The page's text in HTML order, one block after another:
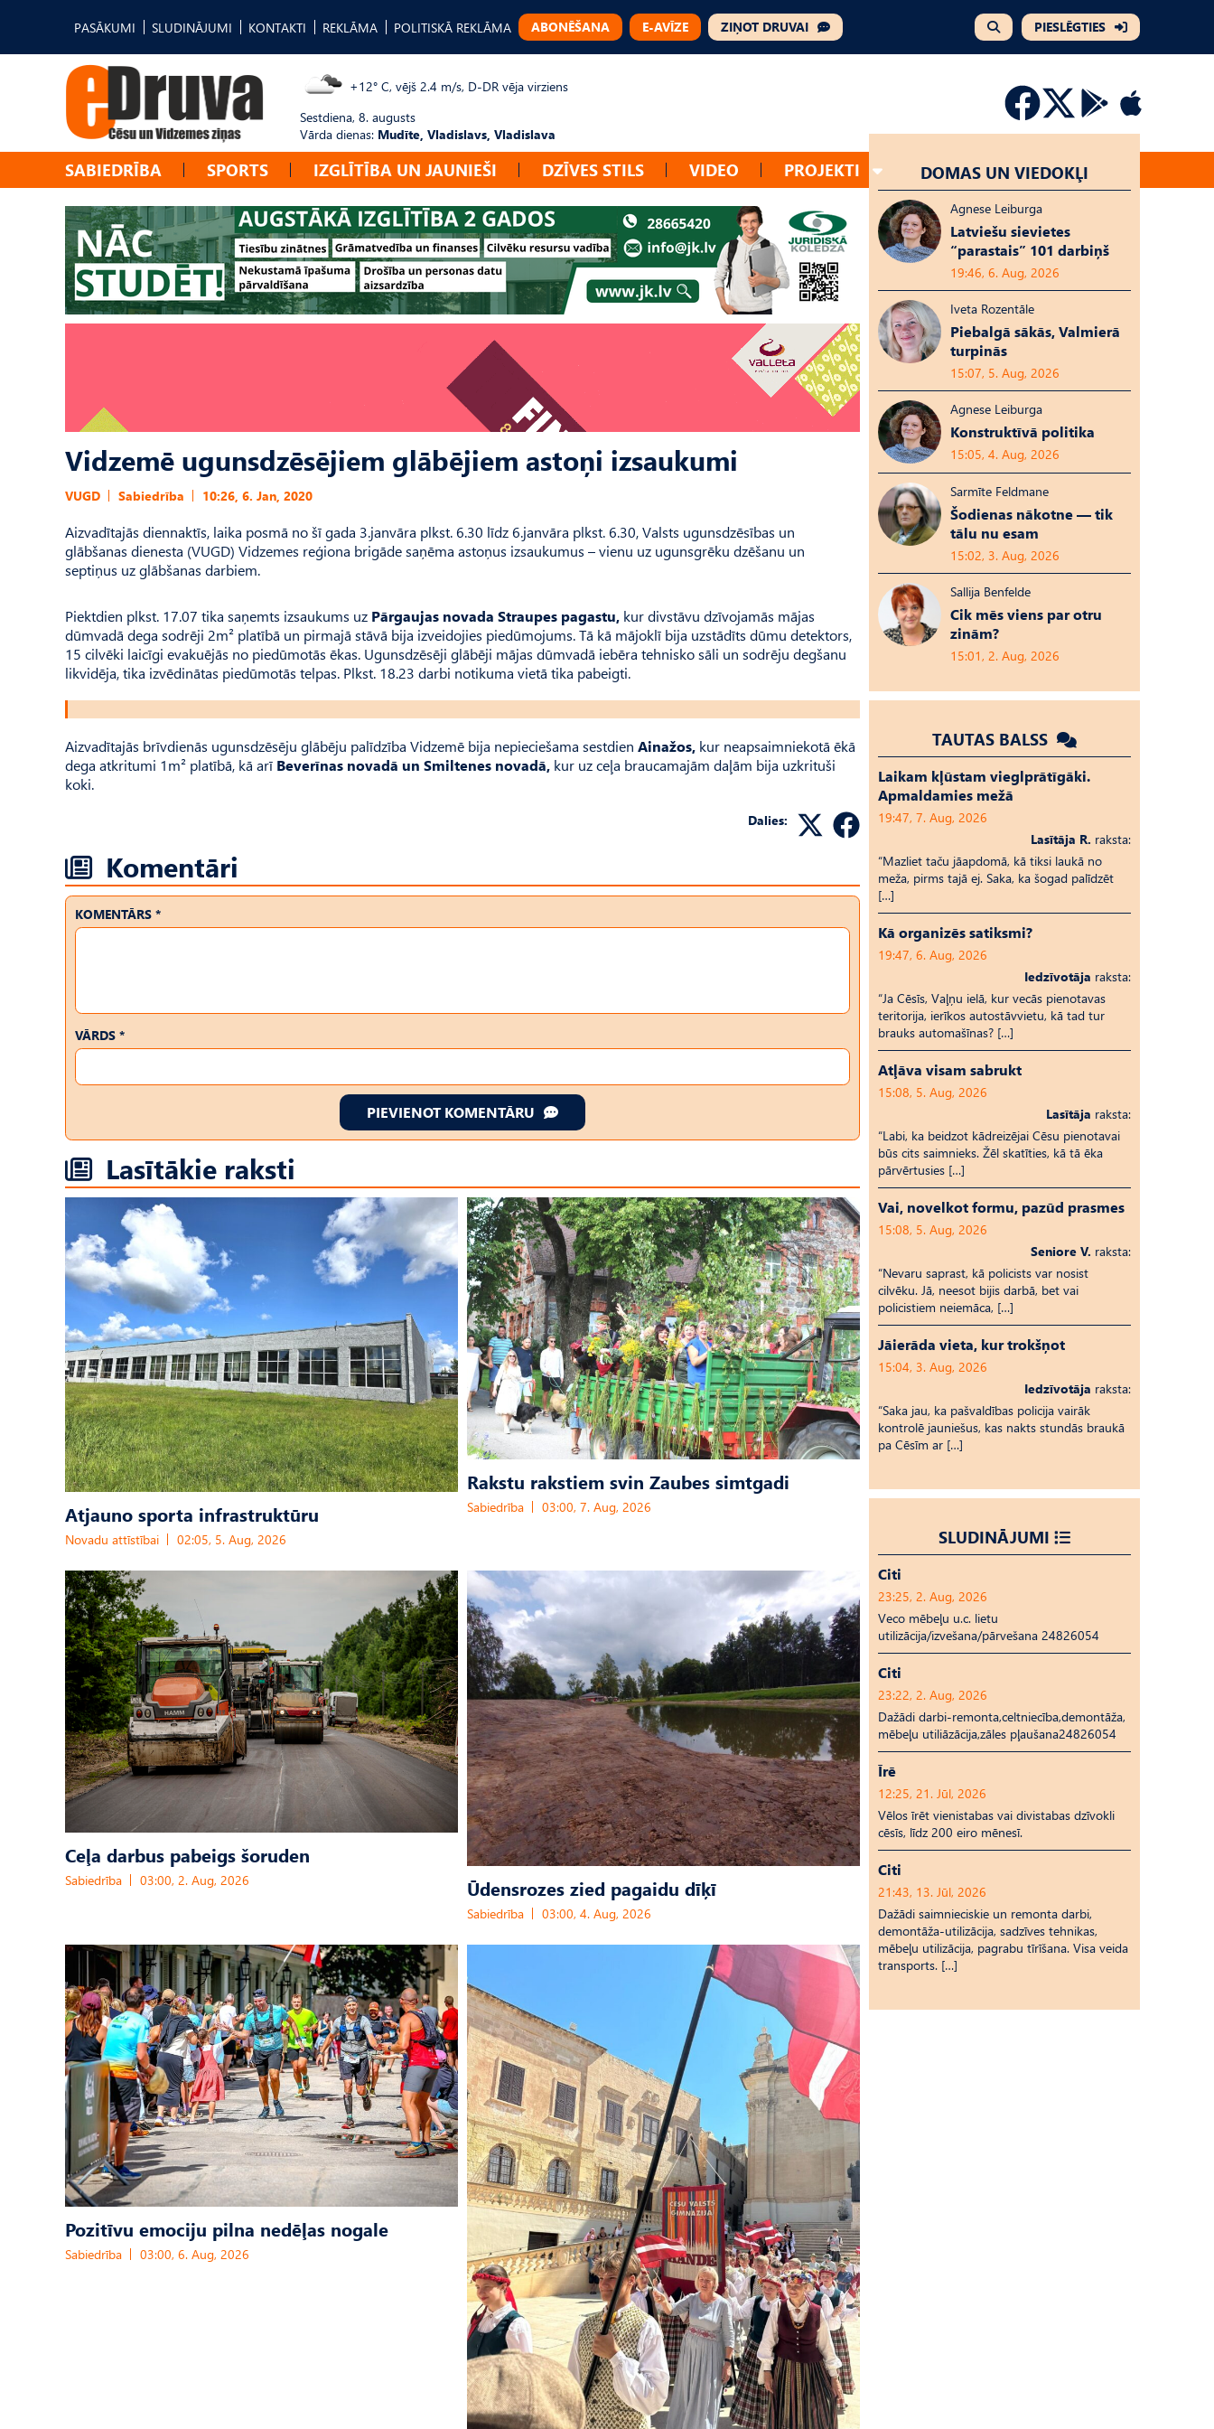
PASĀKUMI SLUDINĀJUMI KONTAKTI REKLĀMA POLITISKĀ REKLĀMA ABONĒŠANA E-AVĪZE ZIŅOT DRUVAI PIESLĒGTIES
+12° C, vējš 2.4 m/s, D-DR vēja virziens
Sestdiena, 8. augusts
Vārda dienas: Mudīte, Vladislavs, Vladislava
SABIEDRĪBA SPORTS IZGLĪTĪBA UN JAUNIEŠI DZĪVES STILS VIDEO PROJEKTI
Vidzemē ugunsdzēsējiem glābējiem astoņi izsaukumi
VUGD Sabiedrība 10:26, 6. Jan, 2020
Aizvadītajās diennaktīs, laika posmā no šī gada 3.janvāra plkst. 6.30 līdz 6.janvāra plkst. 6.30, Valsts ugunsdzēsības un
glābšanas dienesta (VUGD) Vidzemes reģiona brigāde saņēma astoņus izsaukumus – vienu uz ugunsgrēku dzēšanu un
septiņus uz glābšanas darbiem.
Piektdien plkst. 17.07 tika saņemts izsaukums uz Pārgaujas novada Straupes pagastu, kur divstāvu dzīvojamās mājas
dūmvadā dega sodrēji 2m² platībā un pirmajā stāvā bija izveidojies piedūmojums. Tā kā mājoklī bija uzstādīts dūmu detektors,
15 cilvēki laicīgi evakuējās no piedūmotās ēkas. Ugunsdzēsēji glābēji mājas dūmvadā iebēra tehnisko sāli un sodrēju degšanu
likvidēja, tika izvēdinātas piedūmotās telpas. Plkst. 18.23 darbi notikuma vietā tika pabeigti.
Aizvadītajās brīvdienās ugunsdzēsēju glābēju palīdzība Vidzemē bija nepieciešama sestdien Ainažos, kur neapsaimniekotā ēkā
dega atkritumi 1m² platībā, kā arī Beverīnas novadā un Smiltenes novadā, kur uz ceļa braucamajām daļām bija uzkrituši
koki.
Dalies:
Komentāri
KOMENTĀRS *
VĀRDS *
PIEVIENOT KOMENTĀRU
Lasītākie raksti
Atjauno sporta infrastruktūru
Novadu attīstībai 02:05, 5. Aug, 2026
Rakstu rakstiem svin Zaubes simtgadi
Sabiedrība 03:00, 7. Aug, 2026
Ceļa darbus pabeigs šoruden
Sabiedrība 03:00, 2. Aug, 2026 Ūdensrozes zied pagaidu dīķī
Sabiedrība 03:00, 4. Aug, 2026
Pozitīvu emociju pilna nedēļas nogale
Sabiedrība 03:00, 6. Aug, 2026
DOMAS UN VIEDOKĻI
Agnese Leiburga
Latviešu sievietes
“parastais” 101 darbiņš
19:46, 6. Aug, 2026
Iveta Rozentāle
Piebalgā sākās, Valmierā
turpinās
15:07, 5. Aug, 2026
Agnese Leiburga
Konstruktīvā politika
15:05, 4. Aug, 2026
Sarmīte Feldmane
Šodienas nākotne — tik
tālu nu esam
15:02, 3. Aug, 2026
Sallija Benfelde
Cik mēs viens par otru
zinām?
15:01, 2. Aug, 2026
TAUTAS BALSS
Laikam kļūstam vieglprātīgāki.
Apmaldamies mežā
19:47, 7. Aug, 2026
Lasītāja R. raksta:
“Mazliet taču jāapdomā, kā tiksi laukā no
meža, pirms tajā ej. Saka, ka šogad palīdzēt
[…]
Kā organizēs satiksmi?
19:47, 6. Aug, 2026
Iedzīvotāja raksta:
“Ja Cēsīs, Vaļņu ielā, kur vecās pienotavas
teritorija, ierīkos autostāvvietu, kā tad tur
brauks automašīnas? […]
Atļāva visam sabrukt
15:08, 5. Aug, 2026
Lasītāja raksta:
“Labi, ka beidzot kādreizējai Cēsu pienotavai
būs cits saimnieks. Žēl skatīties, kā tā ēka
pārvērtusies […]
Vai, novelkot formu, pazūd prasmes
15:08, 5. Aug, 2026
Seniore V. raksta:
“Nevaru saprast, kā policists var nosist
cilvēku. Jā, neesot bijis darbā, bet vai
policistiem neiemāca, […]
Jāierāda vieta, kur trokšņot
15:04, 3. Aug, 2026
Iedzīvotāja raksta:
“Saka jau, ka pašvaldības policija vairāk
kontrolē jauniešus, kas nakts stundās braukā
pa Cēsīm ar […]
SLUDINĀJUMI
Citi
23:25, 2. Aug, 2026
Veco mēbeļu u.c. lietu
utilizācija/izvešana/pārvešana 24826054
Citi
23:22, 2. Aug, 2026
Dažādi darbi-remonta,celtniecība,demontāža,
mēbeļu utiliāzācija,zāles pļaušana24826054
Īrē
12:25, 21. Jūl, 2026
Vēlos īrēt vienistabas vai divistabas dzīvokli
cēsīs, līdz 200 eiro mēnesī.
Citi
21:43, 13. Jūl, 2026
Dažādi saimnieciskie un remonta darbi,
demontāža-utilizācija, sadzīves tehnikas,
mēbeļu utilizācija, pagrabu tīrīšana. Visa veida
transports. […]